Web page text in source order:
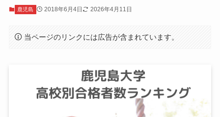
鹿児島 2018年6月4日 2026年4月11日
当ページのリンクには広告が含まれています。